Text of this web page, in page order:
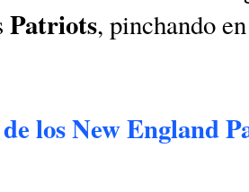
Patriots, pinchando
los New England